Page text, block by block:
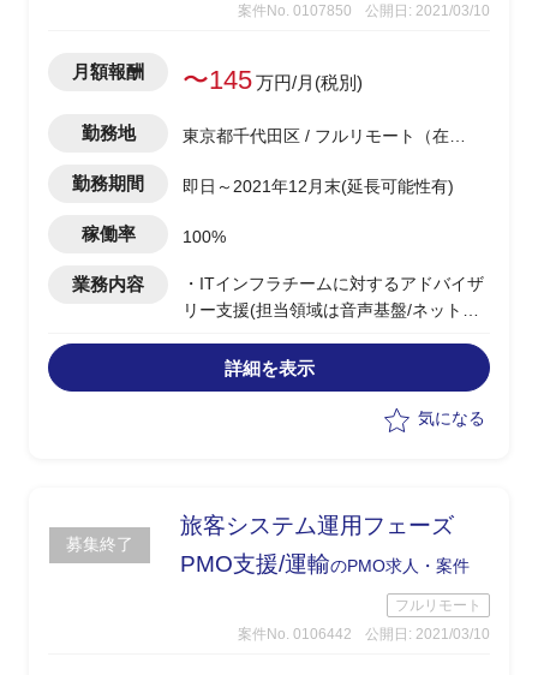
案件No. 0107850
公開日: 2021/03/10
月額報酬 〜145万円/月(税別)
勤務地
東京都千代田区 / フルリモート（在
勤務期間 即日～2021年12月末(延長可能性有)
稼働率 100%
業務内容
・ITインフラチームに対するアドバイザ
リー支援(担当領域は音声基盤/ネットワ
・新ベンダへのネットワークサービス移
管に伴い発生する各タスクの実行支援
・海外メンバーとのコミュニケーション
・進捗管理
詳細を表示
気になる
募集終了
旅客システム運用フェーズ
PMO支援/運輸のPMO求人・案件
フルリモート
案件No. 0106442
公開日: 2021/03/10